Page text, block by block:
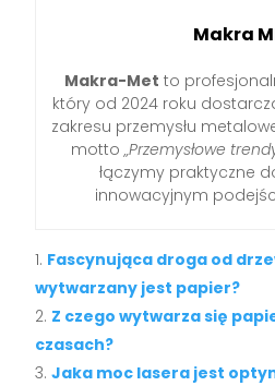
Makra
Makra-Met to
który od 2024 roku
zakresu przemysłu
motto„Przemysłowe
łączymy praktyczne
innowacyjnym
Fascynująca droga od
wytwarzany jest papier?
Z czego wytwarza się
czasach?
Jaka moc lasera jest